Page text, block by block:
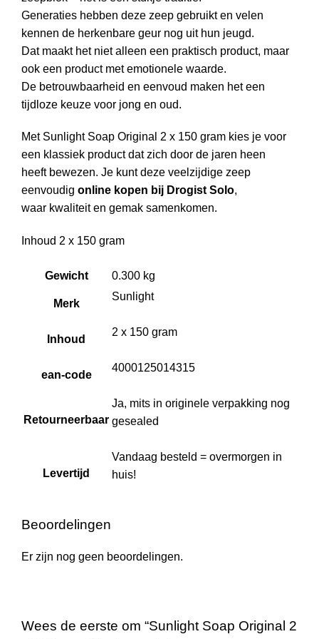
Generaties hebben deze zeep gebruikt en velen
kennen de herkenbare geur nog uit hun jeugd.
Dat maakt het niet alleen een praktisch product, maar
ook een product met emotionele waarde.
De betrouwbaarheid en eenvoud maken het een
tijdloze keuze voor jong en oud.
Met Sunlight Soap Original 2 x 150 gram kies je voor
een klassiek product dat zich door de jaren heen
heeft bewezen. Je kunt deze veelzijdige zeep
eenvoudig online kopen bij Drogist Solo,
waar kwaliteit en gemak samenkomen.
Inhoud 2 x 150 gram
Gewicht 0.300 kg
Merk
Sunlight
Inhoud
2 x 150 gram
ean-code
4000125014315
Retourneerbaar
Ja, mits in originele verpakking nog
gesealed
Levertijd
Vandaag besteld = overmorgen in
huis!
Beoordelingen
Er zijn nog geen beoordelingen.
Wees de eerste om “Sunlight Soap Original 2